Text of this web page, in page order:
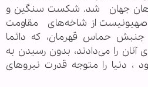
جهان شد. شکست سنگین و
از شاخه‌های مقاومت
حماس قهرمان، که دائما
را می‌دادند، بدون رسیدن به
، دنیا را متوجه قدرت نیروهای